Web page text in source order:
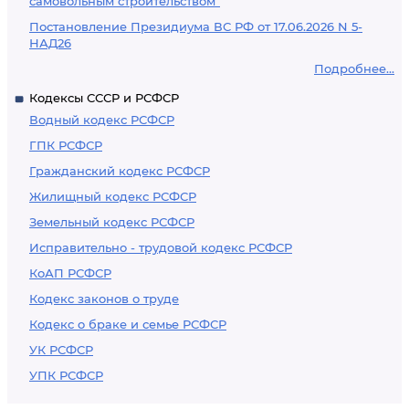
Постановление Президиума ВС РФ от 17.06.2026 N 5-
НАД26
Подробнее...
Кодексы СССР и РСФСР
Водный кодекс РСФСР
ГПК РСФСР
Гражданский кодекс РСФСР
Жилищный кодекс РСФСР
Земельный кодекс РСФСР
Исправительно - трудовой кодекс РСФСР
КоАП РСФСР
Кодекс законов о труде
Кодекс о браке и семье РСФСР
УК РСФСР
УПК РСФСР